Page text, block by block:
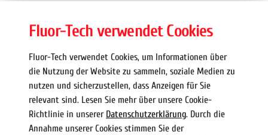
Fluor-Tech verwendet Cookies
Fluor-Tech verwendet Cookies, um Informationen über
die Nutzung der Website zu sammeln, soziale Medien zu
nutzen und sicherzustellen, dass Anzeigen für Sie
relevant sind. Lesen Sie mehr über unsere Cookie-
Richtlinie in unserer Datenschutzerklärung. Durch die
Annahme unserer Cookies stimmen Sie der